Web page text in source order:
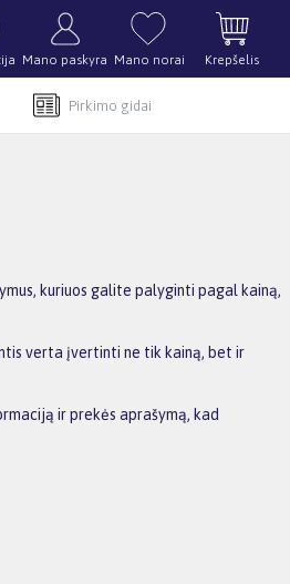
Mano paskyra Mano norai Krepšelis
Pirkimo gidai
kuriuos galite palyginti pagal kainą,
verta įvertinti ne tik kainą, bet ir
ir prekės aprašymą, kad